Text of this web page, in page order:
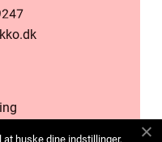
huske dine indstillinger,